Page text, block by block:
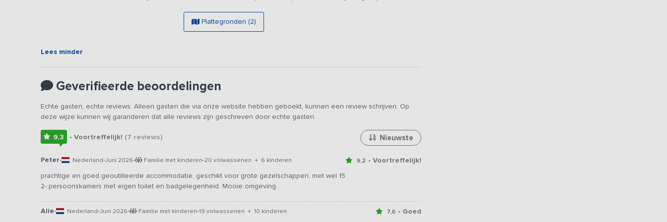
Plattegronden (2)
Lees minder
Geverifieerde beoordelingen
Echte gasten, echte reviews. Alleen gasten die via onze website hebben geboekt, kunnen een review schrijven. Op
deze wijze kunnen wij garanderen dat alle reviews zijn geschreven door echte gasten.
9,3 • Voortreffelijk! (7 reviews) Nieuwste
Peter- Nederland-Juni 2026- Familie met kinderen-20 volwassenen + 6 kinderen 9,2 • Voortreffelijk!
prachtige en goed geoutilleerde accommodatie, geschikt voor grote gezelschappen, met wel 15
2- persoonskamers met eigen toilet en badgelegenheid. Mooie omgeving.
Alie- Nederland-Juni 2026- Familie met kinderen-19 volwassenen + 10 kinderen 7,6 • Goed